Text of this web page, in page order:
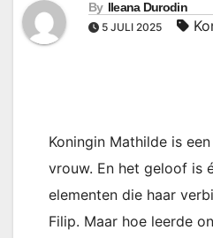
By Ileana Durodin
5 JULI 2025
Koningin Mathilde is
vrouw. En het geloof is
elementen die haar
Filip. Maar hoe leerde